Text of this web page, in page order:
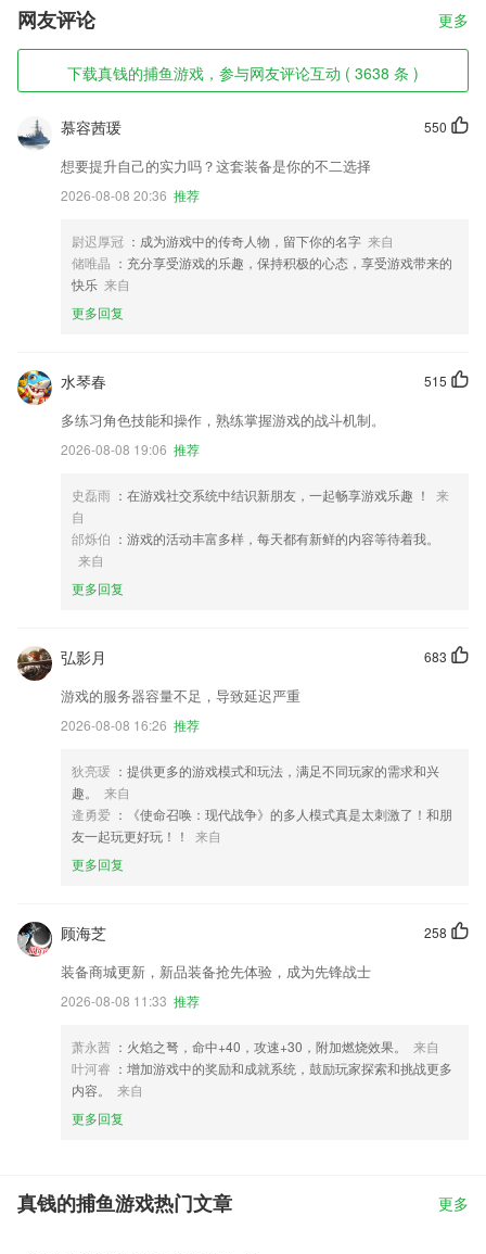
网友评论 更多
下载真钱的捕鱼游戏，参与网友评论互动 ( 3638 条 )
550
慕容茜瑗
想要提升自己的实力吗？这套装备是你的不二选择
2026-08-08 20:36 推荐
尉迟厚冠 ：成为游戏中的传奇人物，留下你的名字 来自
储唯晶 ：充分享受游戏的乐趣，保持积极的心态，享受游戏带来的
快乐 来自
更多回复
515
水琴春
多练习角色技能和操作，熟练掌握游戏的战斗机制。
2026-08-08 19:06 推荐
史磊雨 ：在游戏社交系统中结识新朋友，一起畅享游戏乐趣 ！
来
自
邰烁伯 ：游戏的活动丰富多样，每天都有新鲜的内容等待着我。
来自
更多回复
683
弘影月
游戏的服务器容量不足，导致延迟严重
2026-08-08 16:26 推荐
狄亮瑗 ：提供更多的游戏模式和玩法，满足不同玩家的需求和兴
趣。
来自
逄勇爱 ：《使命召唤：现代战争》的多人模式真是太刺激了！和朋
友一起玩更好玩！！
来自
更多回复
258
顾海芝
装备商城更新，新品装备抢先体验，成为先锋战士
2026-08-08 11:33 推荐
萧永茜 ：火焰之弩，命中+40，攻速+30，附加燃烧效果。
来自
叶河睿 ：增加游戏中的奖励和成就系统，鼓励玩家探索和挑战更多
内容。
来自
更多回复
真钱的捕鱼游戏热门文章 更多